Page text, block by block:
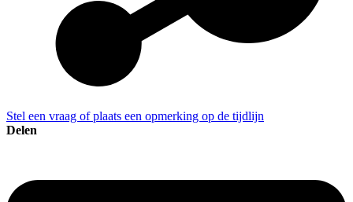
Stel een vraag of plaats een opmerking op de tijdlijn
Delen